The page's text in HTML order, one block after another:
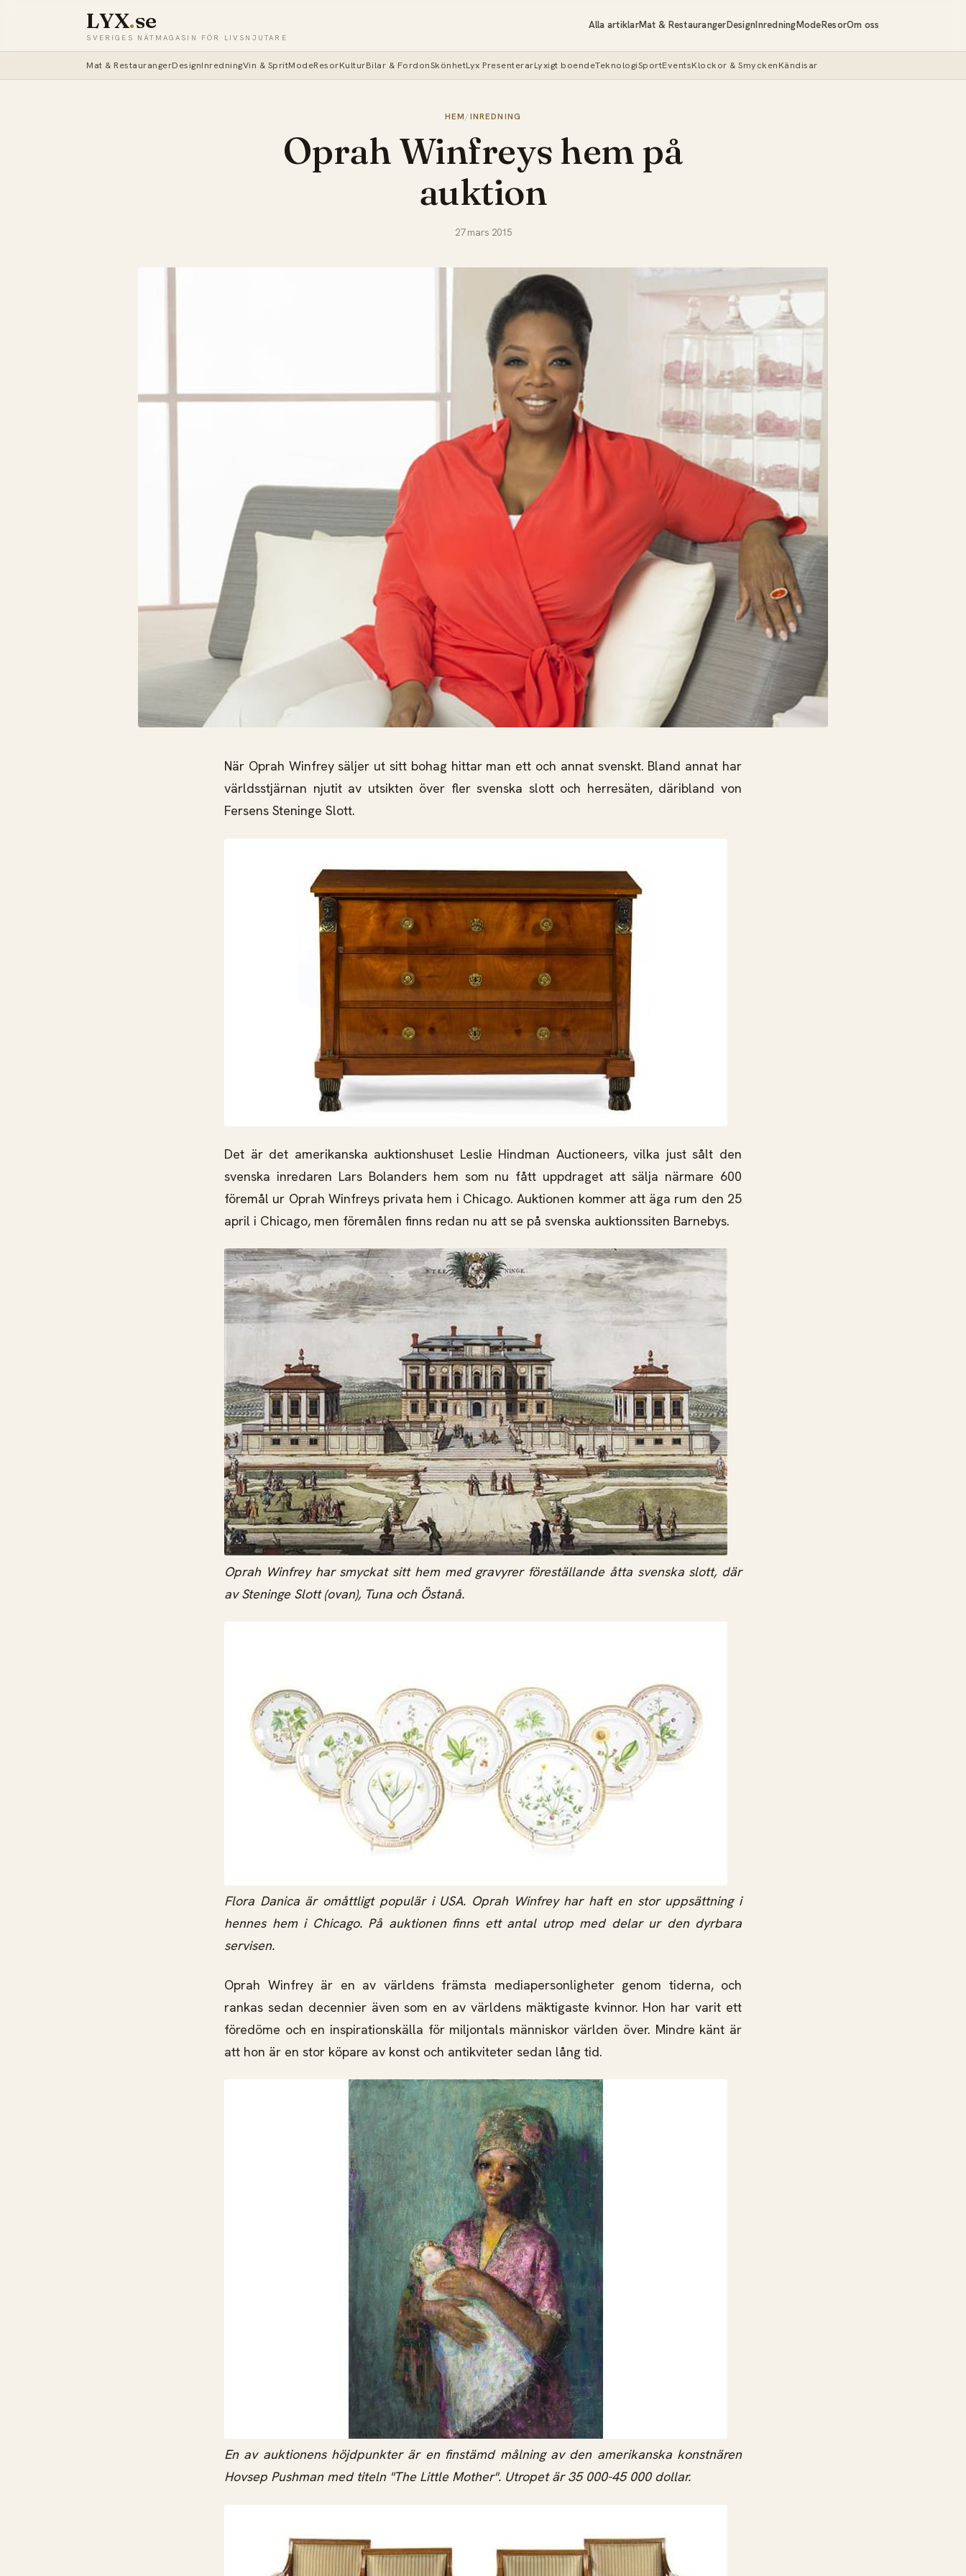
LYX.se
SVERIGES NÄTMAGASIN FÖR LIVSNJUTARE
Alla artiklarMat & RestaurangerDesignInredningModeResorOm oss
Mat & RestaurangerDesignInredningVin & SpritModeResorKulturBilar & FordonSkönhetLyx PresenterarLyxigt boendeTeknologiSportEventsKlockor & SmyckenKändisar
HEM/ INREDNING
Oprah Winfreys hem på
auktion
27 mars 2015
När Oprah Winfrey säljer ut sitt bohag hittar man ett och annat svenskt. Bland annat har
världsstjärnan njutit av utsikten över fler svenska slott och herresäten, däribland von
Fersens Steninge Slott.
Det är det amerikanska auktionshuset Leslie Hindman Auctioneers, vilka just sålt den
svenska inredaren Lars Bolanders hem som nu fått uppdraget att sälja närmare 600
föremål ur Oprah Winfreys privata hem i Chicago. Auktionen kommer att äga rum den 25
april i Chicago, men föremålen finns redan nu att se på svenska auktionssiten Barnebys.
Oprah Winfrey har smyckat sitt hem med gravyrer föreställande åtta svenska slott, där
av Steninge Slott (ovan), Tuna och Östanå.
Flora Danica är omåttligt populär i USA. Oprah Winfrey har haft en stor uppsättning i
hennes hem i Chicago. På auktionen finns ett antal utrop med delar ur den dyrbara
servisen.
Oprah Winfrey är en av världens främsta mediapersonligheter genom tiderna, och
rankas sedan decennier även som en av världens mäktigaste kvinnor. Hon har varit ett
föredöme och en inspirationskälla för miljontals människor världen över. Mindre känt är
att hon är en stor köpare av konst och antikviteter sedan lång tid.
En av auktionens höjdpunkter är en finstämd målning av den amerikanska konstnären
Hovsep Pushman med titeln "The Little Mother". Utropet är 35 000-45 000 dollar.